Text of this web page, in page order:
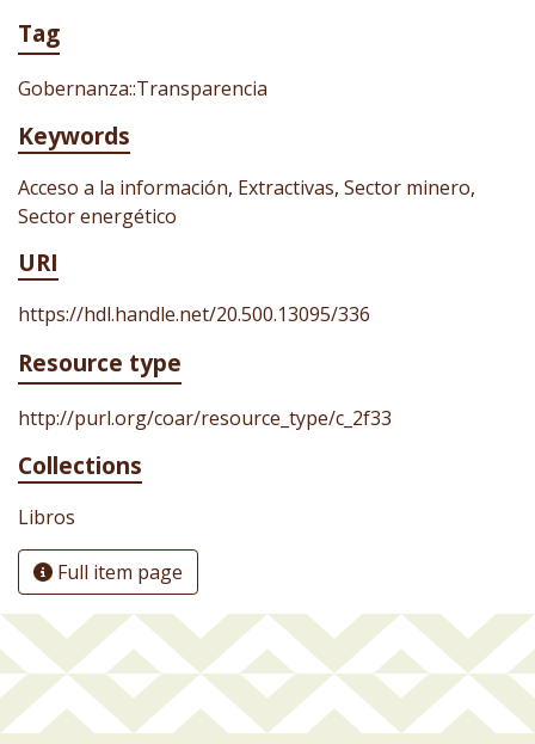
Tag
Gobernanza::Transparencia
Keywords
Acceso a la información, Extractivas, Sector minero,
Sector energético
URI
https://hdl.handle.net/20.500.13095/336
Resource type
http://purl.org/coar/resource_type/c_2f33
Collections
Libros
Full item page